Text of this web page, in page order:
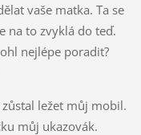
vaše matka. Ta se
na to zvyklá do teď.
nejlépe poradit?
ležet můj mobil.
můj ukazovák.